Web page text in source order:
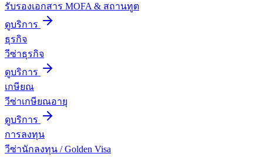
รับรองเอกสาร MOFA & สถานทูต
ดูบริการ
ธุรกิจ
วีซ่าธุรกิจ
ดูบริการ
เกษียณ
วีซ่าเกษียณอายุ
ดูบริการ
การลงทุน
วีซ่านักลงทุน / Golden Visa